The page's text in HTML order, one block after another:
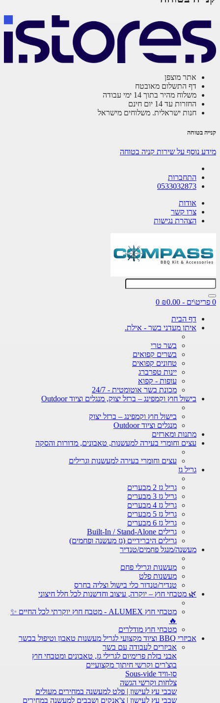
אתר מוצפן
דף התשלום מאובטח
משלוח מהיר בתוך 14 ימי עבודה
החזרות עד 14 יום חינם
חנות ישראלית. משלוחים מישראל
בטוחה
נוסף על שירות קניה בטוחה
התחברות
0533032873
אודות
צרו קשר
הצהרת נגישות
0
דף הבית
איתן מעדני בשר - אילת.
בשר טרי
בשרים קפואים
טחונים קפואים
יינות טפרברג
עופות - קפוא
מכונת בשר אוטומטית - 24/7
בישול חוץ וקמפינג – ברזל יצוק, מנגלים וציוד Outdoor
בישול חוץ וקמפינג – ברזל יצוק
מנגלים וציוד Outdoor
מתנות ומארזים
עצים וחומרי בעירה למעשנות, טאבונים, מדורות והסקה
עצים וחומרי בעירה למעשנות וגרילים
גריל גז
גריל גז 2 מבערים
גריל גז 3 מבערים
גריל גז 4 מבערים
גריל גז 5 מבערים
גריל גז 6 מבערים
גרילים Built-In / Stand-Alone
גרילים היברידיים (גז מעשנה ופחמים)
מעשנה/מנגל פחמים/טנדיר
מעשנות וגרילי פחם
מעשנות פלט
טנדיר/טנדור כלי בישול וצליה בחרס
🌿 מטבחי חוץ – יוקרה, עיצוב וחדשנות לכל חלל חיצוני
מטבחי חוץ ALUMEX - מטבח חוץ יוקרתי לכל החיים ✨
מטבחי חוץ מודלרים
אביזרי BBQ וציוד מקצועי לגריל מעשנות טאבון וטיפול בבשר
אביזרים לעבודה עם בשר
אבני בזלת פרימיום לגרילי גז, טאבונים ומטבחי חוץ
בוצ'רים וקרשי חיתוך מקצועיים
סו-וויד Sous-vide
צלחות וקרשי הגשה
שבבי עץ לעישון | פלט למעשנה במחירים מעולים
שבבי עץ לעישון | צ'אנקים ושבבים למעשנה במחירים